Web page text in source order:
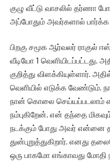
குழு வீட்டு வாசலில் தர்ணா
அப்போதும் அவர்களால் பார்க்க
பிறகு சமூக ஆர்வலர் ராகுல்
வீடியோ 1 வெளியிடப்பட்டது.
குறித்து விளக்கியுள்ளார்.
வெளியில் எடுக்க வேண்டும்.
நான் கொலை செய்யப்படலாம்
நம்புகிறேன். என் தந்தை
நடக்கும் போது அவர் என்னை
துன்புறுத்துகிறார். எனது
ஒரு பாகமோ எங்காவது